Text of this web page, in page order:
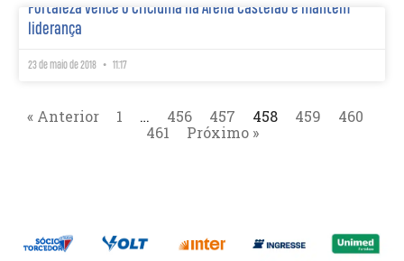
Fortaleza vence o Criciúma na Arena Castelão e mantém
liderança
23 de maio de 2018 11:17
« Anterior 1 … 456 457 458 459
460
461
Próximo »